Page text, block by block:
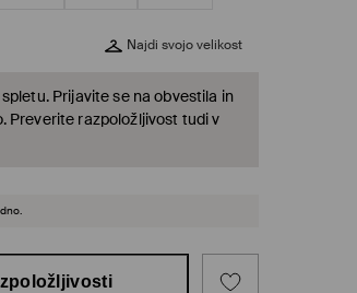
Najdi svojo velikost
Prijavite se na obvestila in
Preverite razpoložljivost tudi v